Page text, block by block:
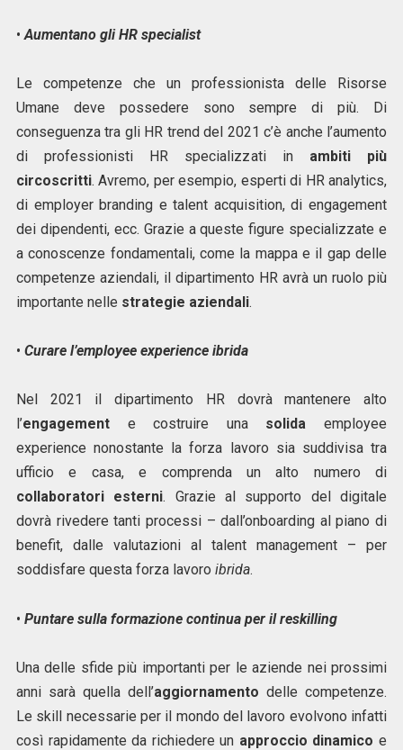
•Aumentano gli HR specialist
Le competenze che un professionista delle Risorse
Umane deve possedere sono sempre di più. Di
conseguenza tra gli HR trend del 2021 c’è anche l’aumento
di professionisti HR specializzati in ambiti più
circoscritti. Avremo, per esempio, esperti di HR analytics,
di employer branding e talent acquisition, di engagement
dei dipendenti, ecc. Grazie a queste figure specializzate e
a conoscenze fondamentali, come la mappa e il gap delle
competenze aziendali, il dipartimento HR avrà un ruolo più
importante nelle strategie aziendali.
• Curare l’employee experience ibrida
Nel 2021 il dipartimento HR dovrà mantenere alto
l’engagemente costruire una solida employee
experience nonostante la forza lavoro sia suddivisa tra
ufficio e casa, e comprenda un alto numero di
collaboratori esterni. Grazie al supporto del digitale
dovrà rivedere tanti processi – dall’onboarding al piano di
benefit, dalle valutazioni al talent management – per
soddisfare questa forza lavoro ibrida.
• Puntare sulla formazione continua per il reskilling
Una delle sfide più importanti per le aziende nei prossimi
anni sarà quella dell’aggiornamento delle competenze.
Le skill necessarie per il mondo del lavoro evolvono infatti
così rapidamente da richiedere un approccio dinamico e